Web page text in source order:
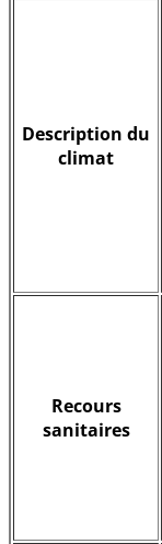
Description du
climat
Recours
sanitaires